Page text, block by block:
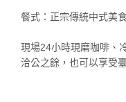
餐式：正宗傳統中式美
現場24小時現磨咖啡、
洽公之餘，也可以享受